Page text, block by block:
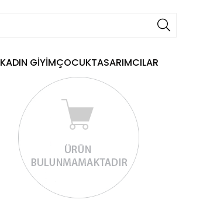
KADIN GİYİMÇOCUKTASARIMCILAR